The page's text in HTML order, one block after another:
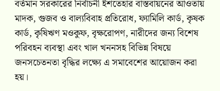
বর্তমান সরকারের নির্বাচনী ইশতেহার বাস্তবায়নের আওতায়
মাদক, গুজব ও বাল্যবিবাহ প্রতিরোধ, ফ্যামিলি কার্ড, কৃষক
কার্ড, কৃষিঋণ মওকুফ, বৃক্ষরোপণ, নারীদের জন্য বিশেষ
পরিবহন ব্যবস্থা এবং খাল খননসহ বিভিন্ন বিষয়ে
জনসচেতনতা বৃদ্ধির লক্ষ্যে এ সমাবেশের আয়োজন করা
হয়।